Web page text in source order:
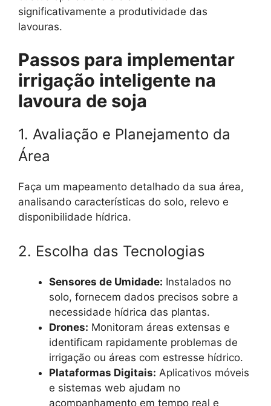
significativamente a produtividade das
lavouras.
Passos para implementar
irrigação inteligente na
lavoura de soja
1. Avaliação e Planejamento da
Área
Faça um mapeamento detalhado da sua área,
analisando características do solo, relevo e
disponibilidade hídrica.
2. Escolha das Tecnologias
Sensores de Umidade: Instalados no
solo, fornecem dados precisos sobre a
necessidade hídrica das plantas.
Drones: Monitoram áreas extensas e
identificam rapidamente problemas de
irrigação ou áreas com estresse hídrico.
Plataformas Digitais: Aplicativos móveis
e sistemas web ajudam no
acompanhamento em tempo real e